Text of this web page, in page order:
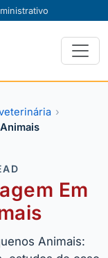
Em
Animais: